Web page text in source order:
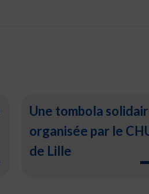
Une tombola
organisée par le
de Lille